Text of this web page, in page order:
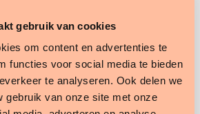
gebruik van cookies
om content en advertenties te
functies voor social media te bieden
te analyseren. Ook delen we
gebruik van onze site met onze
op de situatie, zodat de
duidelijk is, zonder verdere
collega. Hierdoor kan er
worden over een manier
in de toekomst te kunnen